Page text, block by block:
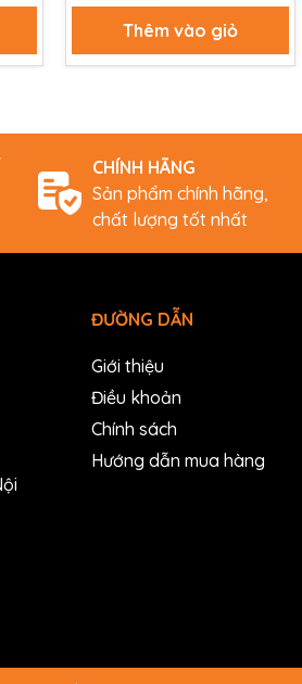
Thêm vào giỏ
CHÍNH HÃNG
Sản phẩm chính hãng,
chất lượng tốt nhất
ĐƯỜNG DẪN
Giới thiệu
Điều khoản
Chính sách
Hướng dẫn mua hàng